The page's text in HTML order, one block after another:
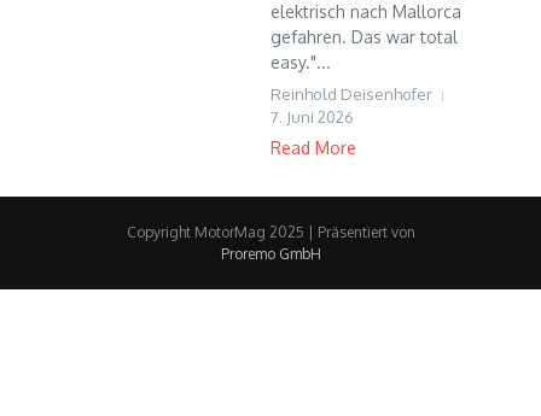
elektrisch nach Mallorca
gefahren. Das war total
easy."...
Reinhold Deisenhofer
7. Juni 2026
Read More
Copyright MotorMag 2025 | Präsentiert von
Proremo GmbH